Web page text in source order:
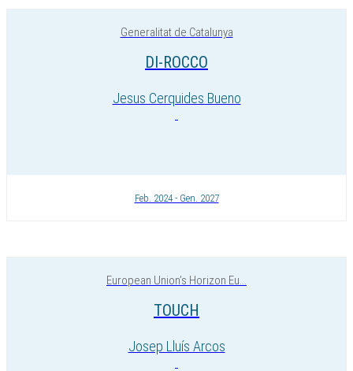
Generalitat de Catalunya
DI-ROCCO
Jesus Cerquides Bueno
Feb. 2024 - Gen. 2027
European Union’s Horizon Eu...
TOUCH
Josep Lluís Arcos